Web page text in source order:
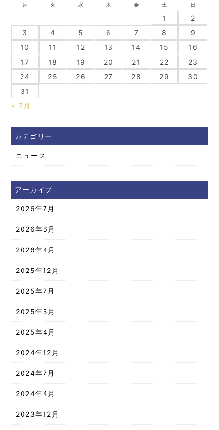
月 火 水 木 金 土 日
« 7月
1
2
3
4 5 6 7 8
9
10
11 12 13 14 15
16
17
18 19 20 21 22
23
24
25 26 27 28 29
30
31
カテゴリー
ニュース
アーカイブ
2026年7月
2026年6月
2026年4月
2025年12月
2025年7月
2025年5月
2025年4月
2024年12月
2024年7月
2024年4月
2023年12月